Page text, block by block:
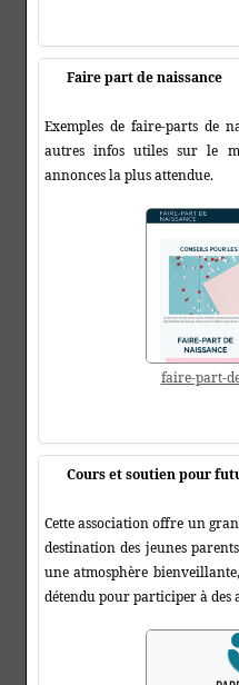
Faire part de naissance
Exemples de faire-parts de
autres infos utiles sur le
annonces la plus attendue.
faire-part-
Cours et soutien pour
Cette association offre un
destination des jeunes
une atmosphère
détendu pour participer à des